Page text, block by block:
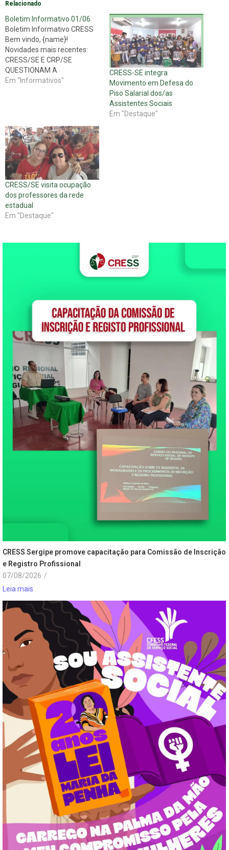
Relacionado
Boletim Informativo 01/06
Boletim Informativo CRESS
Bem vindo, {name}!
Novidades mais recentes:
CRESS/SE E CRP/SE
QUESTIONAM A
REESTRUTURAÇÃO
NAPSS-PMSE. Os Conselhos
Regionais de Serviço Social
(CRESS) – 18ª REGIÃO/SE e
de Psicologia (CRP) – 19ª
REGIÃO/SE, autarquias
federais que possuem…
Em "Informativos"
CRESS-SE integra
Movimento em Defesa do
Piso Salarial dos/as
Assistentes Sociais
Em "Destaque"
CRESS/SE visita ocupação
dos professores da rede
estadual
Em "Destaque"
CRESS Sergipe promove capacitação para Comissão de Inscrição
e Registro Profissional
07/08/2026 /
Leia mais